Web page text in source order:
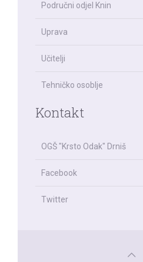
Područni odjel Knin
Uprava
Učitelji
Tehničko osoblje
Kontakt
OGŠ "Krsto Odak" Drniš
Facebook
Twitter